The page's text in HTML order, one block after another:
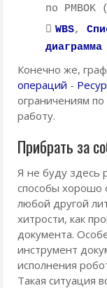
по
WBS,
диаграмма
Конечно же,
операций -
ограничениям
работу.
Прибрать за
Я не буду здесь
способы хорошо
любой другой
хитрости, как
документа.
инструмент
исполнения
Такая ситуация